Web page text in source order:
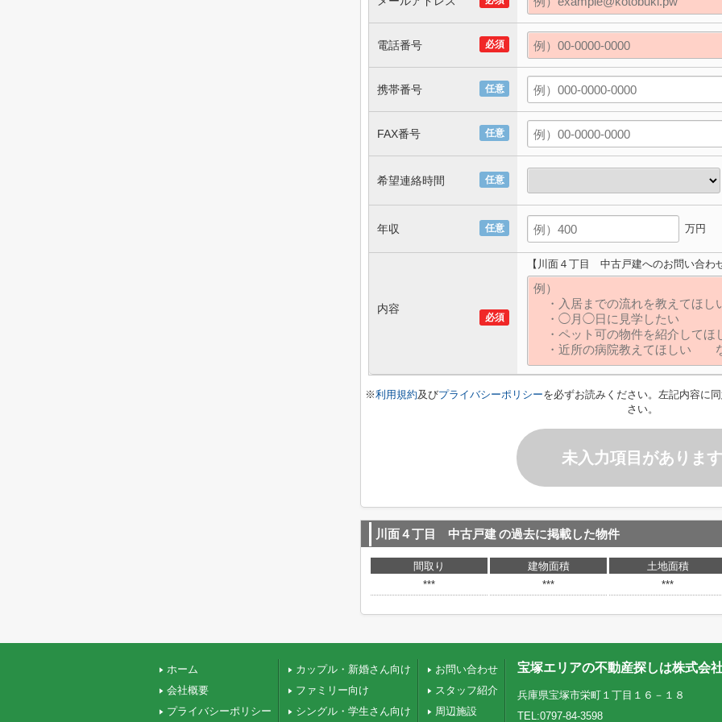
必須
電話番号
任意
携帯番号
任意
FAX番号
任意
希望連絡時間
任意
年収 万円
必須
内容
【川面４丁目 中古戸建へのお問い合わ
※利用規約及びプライバシーポリシーを必ずお読みください。左記内容に
さい。
未入力項目があります
川面４丁目 中古戸建の過去に掲載した物件
間取り 建物面積
土地面積
***
*** ***
ホーム
会社概要
プライバシーポリシー
カップル・新婚さん向け
ファミリー向け
シングル・学生さん向け
お問い合わせ
スタッフ紹介
周辺施設
宝塚エリアの不動産探しは株式会
兵庫県宝塚市栄町１丁目１６－１８
TEL:0797-84-3598